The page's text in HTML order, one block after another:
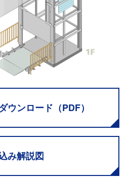
み解説図
ウンロード（PDF）